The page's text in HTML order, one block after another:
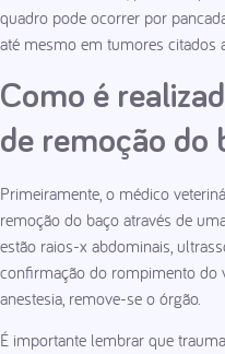
quadro pode ocorrer por
até mesmo em tumores citados
Como é
de remoção do
Primeiramente, o médico
remoção do baço através de
estão raios-x abdominais,
confirmação do rompimento do
anestesia, remove-se o órgão.
É importante lembrar que